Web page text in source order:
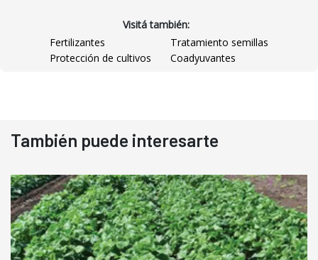
Visitá también:
Fertilizantes
Tratamiento semillas
Protección de cultivos
Coadyuvantes
También puede interesarte